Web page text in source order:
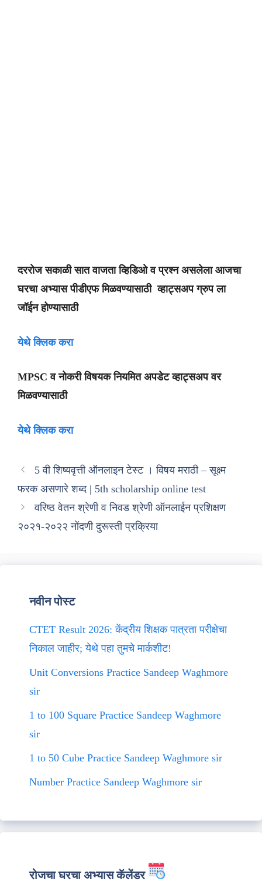
दररोज सकाळी सात वाजता व्हिडिओ व प्रश्न असलेला आजचा
घरचा अभ्यास पीडीएफ मिळवण्यासाठी व्हाट्सअप ग्रुप ला
जॉईन होण्यासाठी
येथे क्लिक करा
MPSC व नोकरी विषयक नियमित अपडेट व्हाट्सअप वर
मिळवण्यासाठी
येथे क्लिक करा
5 वी शिष्यवृत्ती ऑनलाइन टेस्ट । विषय मराठी – सूक्ष्म
फरक असणारे शब्द | 5th scholarship online test
वरिष्ठ वेतन श्रेणी व निवड श्रेणी ऑनलाईन प्रशिक्षण
२०२१-२०२२ नोंदणी दुरूस्ती प्रक्रिया
नवीन पोस्ट
CTET Result 2026: केंद्रीय शिक्षक पात्रता परीक्षेचा
निकाल जाहीर; येथे पहा तुमचे मार्कशीट!
Unit Conversions Practice Sandeep Waghmore
sir
1 to 100 Square Practice Sandeep Waghmore
sir
1 to 50 Cube Practice Sandeep Waghmore sir
Number Practice Sandeep Waghmore sir
रोजचा घरचा अभ्यास कॅलेंडर